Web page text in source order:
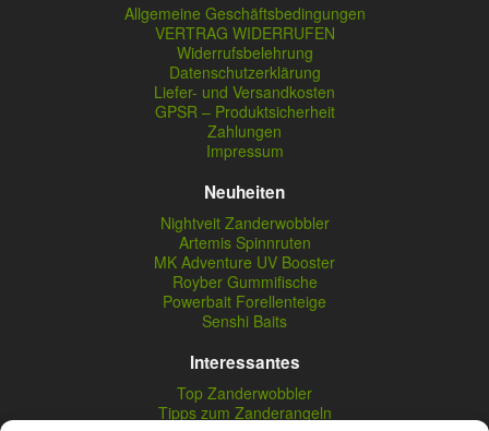
Allgemeine Geschäftsbedingungen
VERTRAG WIDERRUFEN
Widerrufsbelehrung
Datenschutzerklärung
Liefer- und Versandkosten
GPSR – Produktsicherheit
Zahlungen
Impressum
Neuheiten
Nightveit Zanderwobbler
Artemis Spinnruten
MK Adventure UV Booster
Royber Gummifische
Powerbait Forellenteige
Senshi Baits
Interessantes
Top Zanderwobbler
Tipps zum Zanderangeln